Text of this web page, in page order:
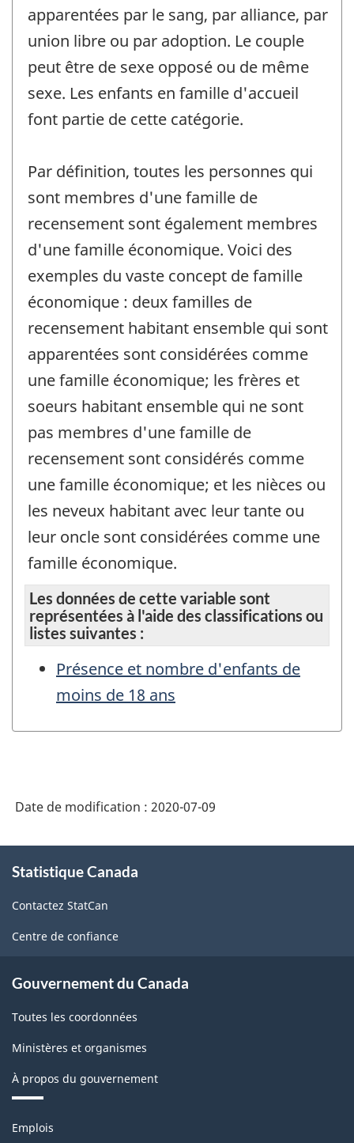
apparentées par le sang, par alliance, par
union libre ou par adoption. Le couple
peut être de sexe opposé ou de même
sexe. Les enfants en famille d'accueil
font partie de cette catégorie.
Par définition, toutes les personnes qui
sont membres d'une famille de
recensement sont également membres
d'une famille économique. Voici des
exemples du vaste concept de famille
économique : deux familles de
recensement habitant ensemble qui sont
apparentées sont considérées comme
une famille économique; les frères et
soeurs habitant ensemble qui ne sont
pas membres d'une famille de
recensement sont considérés comme
une famille économique; et les nièces ou
les neveux habitant avec leur tante ou
leur oncle sont considérées comme une
famille économique.
Les données de cette variable sont
représentées à l'aide des classifications ou
listes suivantes :
Présence et nombre d'enfants de
moins de 18 ans
Date de modification : 2020-07-09
propos
ce
site
Statistique Canada
Contactez StatCan
Centre de confiance
Gouvernement du Canada
Toutes les coordonnées
Ministères et organismes
À propos du gouvernement
Thèmes
Emplois